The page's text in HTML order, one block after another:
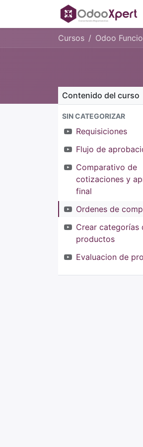
Cursos Odoo
Contenido del curso
SIN CATEGORIZAR
Requisiciones
Flujo de
Comparativo de
cotizaciones y
final
Ordenes de
Crear categorías
productos
Evaluacion de